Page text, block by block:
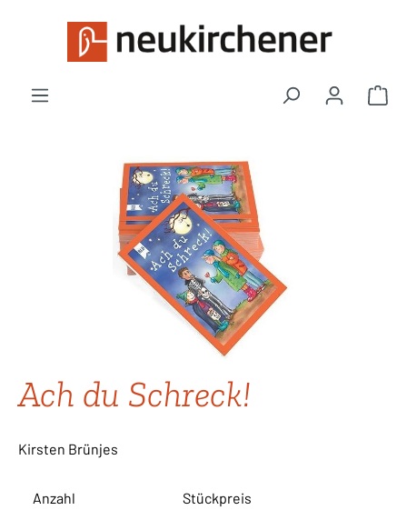
Zum Hauptinhalt springen
Bildergalerie überspringen
Ach du Schreck!
Kirsten Brünjes
Anzahl Stückpreis